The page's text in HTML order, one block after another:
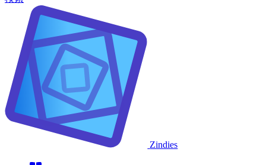
Zindies